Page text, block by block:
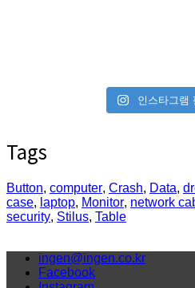
인스타그램
Tags
Button, computer, Crash, Data,
case, laptop, Monitor, network
security, Stilus, Table
ingen@ingen.co.kr
Facebook